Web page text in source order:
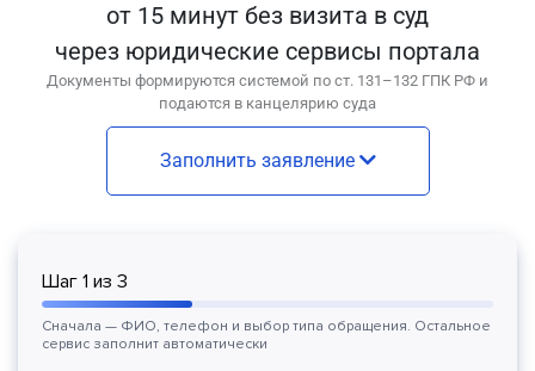
от 15 минут без визита в суд
через юридические сервисы портала
Документы формируются системой по ст. 131–132 ГПК РФ и
подаются в канцелярию суда
Заполнить заявление
Шаг 1 из 3
Сначала — ФИО, телефон и выбор типа обращения. Остальное
сервис заполнит автоматически